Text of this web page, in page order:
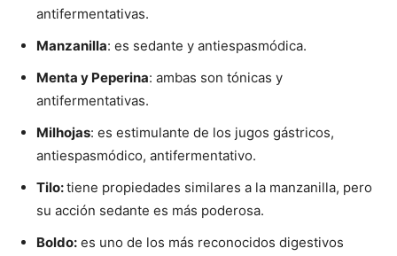
antifermentativas.
Manzanilla: es sedante y antiespasmódica.
Menta y Peperina: ambas son tónicas y
antifermentativas.
Milhojas: es estimulante de los jugos gástricos,
antiespasmódico, antifermentativo.
Tilo:tiene propiedades similares a la manzanilla, pero
su acción sedante es más poderosa.
Boldo: es uno de los más reconocidos digestivos